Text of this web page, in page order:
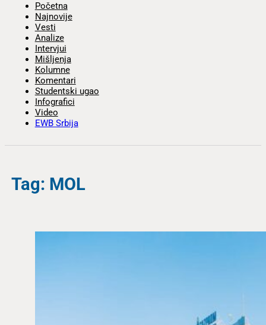
Početna
Najnovije
Vesti
Analize
Intervjui
Mišljenja
Kolumne
Komentari
Studentski ugao
Infografici
Video
EWB Srbija
Tag: MOL